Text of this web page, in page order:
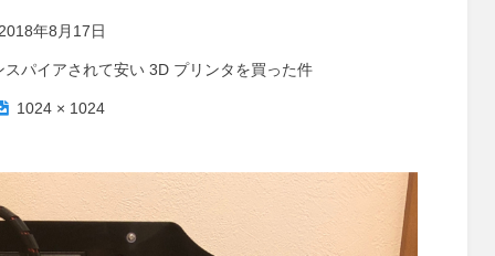
年8月17日
パイアされて安い 3D プリンタを買った件
1024 × 1024